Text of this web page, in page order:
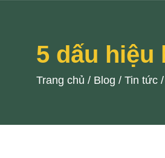
5 dấu hiệu
Trang chủ / Blog / Tin tức /